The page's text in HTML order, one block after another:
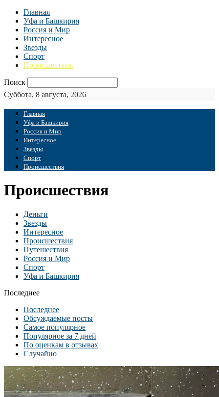
Главная
Уфа и Башкирия
Россия и Мир
Интересное
Звезды
Спорт
Происшествия
Поиск
Суббота, 8 августа, 2026
Главная
Уфа и Башкирия
Россия и Мир
Интересное
Звезды
Спорт
Происшествия
Происшествия
Деньги
Звезды
Интересное
Происшествия
Путешествия
Россия и Мир
Спорт
Уфа и Башкирия
Последнее
Последнее
Обсуждаемые посты
Самое популярное
Популярное за 7 дней
По оценкам в отзывах
Случайно